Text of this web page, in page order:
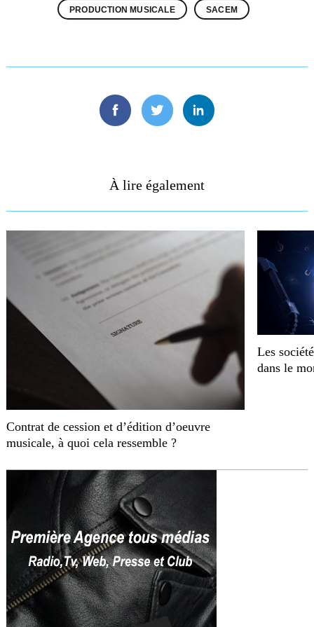
PRODUCTION MUSICALE SACEM
FacebookTwitterLinkedin
À lire également
Contrat de cession et d’édition d’oeuvre
musicale, à quoi cela ressemble ?
Les
dans le